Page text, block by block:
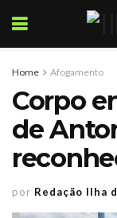
Home Afogamento
Corpo
de
por Redação Ilha